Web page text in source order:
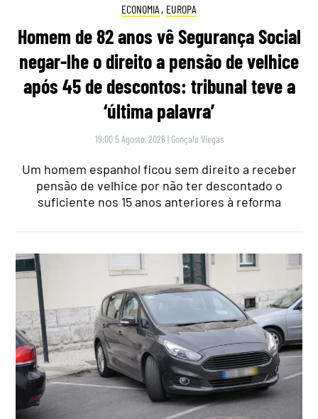
ECONOMIA , EUROPA
Homem de 82 anos vê Segurança Social
negar-lhe o direito a pensão de velhice
após 45 de descontos: tribunal teve a
‘última palavra’
19:00 5 Agosto, 2026 | Gonçalo Viegas
Um homem espanhol ficou sem direito a receber
pensão de velhice por não ter descontado o
suficiente nos 15 anos anteriores à reforma